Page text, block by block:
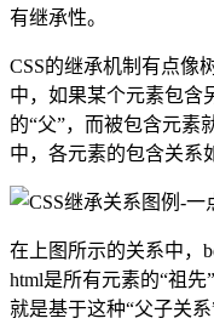
有继承性。
CSS的继承机制有点像
中，如果某个元素包含
的“父”，而被包含元素
中，各元素的包含关系
在上图所示的关系中，
html是所有元素的“祖先
就是基于这种“父子关